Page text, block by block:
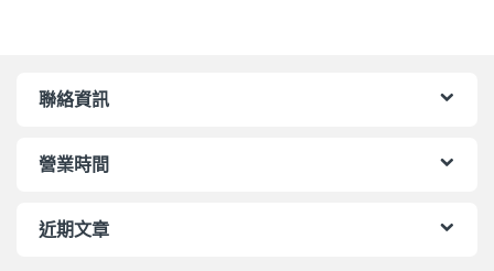
聯絡資訊
營業時間
近期文章